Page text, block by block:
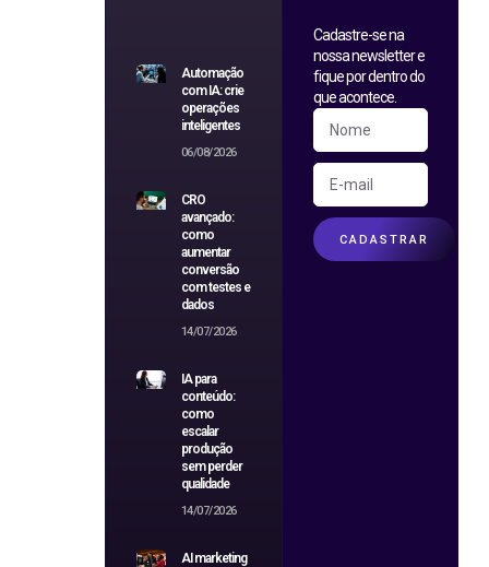
Cadastre-se na
nossa newsletter e
fique por dentro do
que acontece.
CADASTRAR
Automação
com IA: crie
operações
inteligentes
06/08/2026
CRO
avançado:
como
aumentar
conversão
com testes e
dados
14/07/2026
IA para
conteúdo:
como
escalar
produção
sem perder
qualidade
14/07/2026
AI marketing